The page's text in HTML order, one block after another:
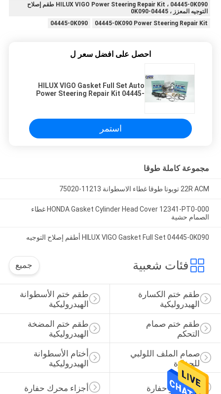
HILUX VIGO Power Steering Repair Kit ، 04445-0K090 طقم إصلاح
التوجيه المعزز ، 04445-0K090
04445-0K090 Power Steering Repair Kit
04445-0K090
احصل على افضل سعر ل
HILUX VIGO Gasket Full Set Auto
Power Steering Repair Kit 04445-
استمر
مجموعة كاملة طوقا
22R ACM تويوتا طوقا غطاء الاسطوانة 11213-75020
HONDA Gasket Cylinder Head Cover 12341-PT0-000 غطاء
الصمام حشية
HILUX VIGO Gasket Full Set 04445-0K090 أطقم إصلاح التوجيه
فئات شعبية جميع
طقم ختم الأسطوانة
الهيدروليكية
طقم ختم الكسارة
الهيدروليكية
طقم ختم المضخة
الهيدروليكية
طقم ختم صمام
التحكم
أختام الأسطوانة
الهيدروليكية
صمام الملف اللولبي
للحفارة
أجزاء محرك حفارة قطع غيار حفارة